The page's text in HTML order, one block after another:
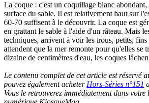
La coque : c'est un coquillage blanc abondant,
surface du sable. Il est relativement haut sur
60-70 suffisent à le découvrir. La coque est
en grattant le sable à l'aide d'un râteau. Mais
techniques, arrivent à voir les trous, petits, fins
attendent que la mer remonte pour qu'elles se
dizaine de centimètres d'eau, les coques
Le contenu complet de cet article est réservé
pouvez également acheter Hors-Séries n°151
Vous le retrouverez immédiatement dans